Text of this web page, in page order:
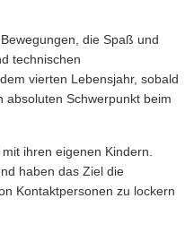
die Spaß und
technischen
vierten Lebensjahr, sobald
Schwerpunkt beim
ihren eigenen Kindern.
haben das Ziel die
Kontaktpersonen zu lockern